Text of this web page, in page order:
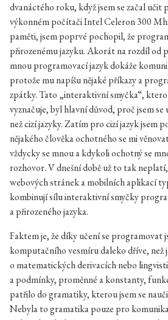
dvanáctého roku, když jsem se začal učit
výkonném počítači Intel Celeron 300
paměti, jsem poprvé pochopil, že
přirozenému jazyku. Akorát na rozdíl od
mnou programovací jazyk dokáže
protože mu napíšu nějaké příkazy a
zpátky. Tato „interaktivní smyčka“,
vyznačuje, byl hlavní důvod, proč jsem
než cizí jazyky. Zatím pro cizí jazyk jsem
nějakého člověka ochotného se mi
vždycky se mnou a kdykoli ochotný se
rozhovor. V dnešní době už to tak
webových stránek a mobilních aplikací
kombinují sílu interaktivní smyčky
a přirozeného jazyka.
Faktem je, že díky učení se programovat
komputačního vesmíru daleko dříve, než
o matematických derivacích nebo
a podmínky, proměnné a konstanty,
patřilo do gramatiky, kterou jsem se
Nebyla to gramatika pouze pro